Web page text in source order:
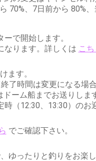
70%、7日前から 80%
で開始します。
なります。詳しくは こ
ます。
了時間は変更になる場
ーム船までお送りしま
時（12:30、13:30）のお
でご確認下さい。
ゆったりと釣りをお楽